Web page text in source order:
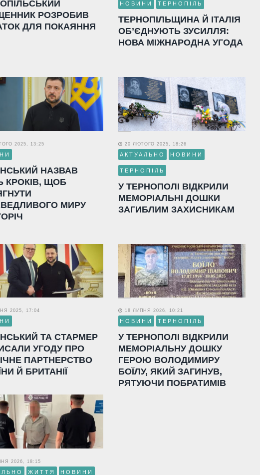
РОЗРОБИВ
ДЛЯ ПОКАЯННЯ
НОВИНИ ТЕРНОПІЛЬ
ТЕРНОПІЛЬЩИНА Й ІТАЛІЯ
ОБ’ЄДНУЮТЬ ЗУСИЛЛЯ:
НОВА МІЖНАРОДНА УГОДА
2025, 13:25
НАЗВАВ
КРОКІВ, ЩОБ
МИРУ
20 ЛЮТОГО 2025, 18:26
АКТУАЛЬНО НОВИНИ
ТЕРНОПІЛЬ
У ТЕРНОПОЛІ ВІДКРИЛИ
МЕМОРІАЛЬНІ ДОШКИ
ЗАГИБЛИМ ЗАХИСНИКАМ
2025, 17:04
ТА СТАРМЕР
УГОДУ ПРО
ПАРТНЕРСТВО
Й БРИТАНІЇ
18 ЛИПНЯ 2026, 10:21
НОВИНИ ТЕРНОПІЛЬ
У ТЕРНОПОЛІ ВІДКРИЛИ
МЕМОРІАЛЬНУ ДОШКУ
ГЕРОЮ ВОЛОДИМИРУ
БОЇЛУ, ЯКИЙ ЗАГИНУВ,
РЯТУЮЧИ ПОБРАТИМІВ
2026, 18:15
ЖИТТЯ НОВИНИ